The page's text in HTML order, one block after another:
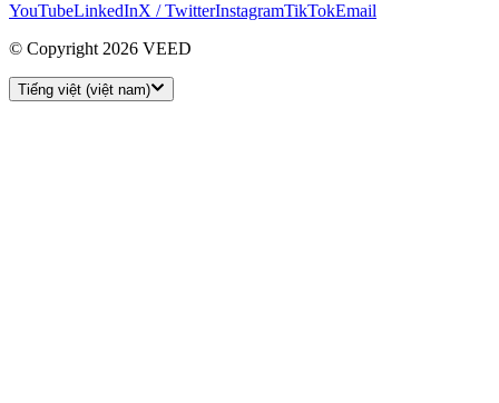
YouTubeLinkedInX / TwitterInstagramTikTokEmail
© Copyright 2026 VEED
Tiếng việt (việt nam)